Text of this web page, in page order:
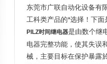
东莞市广联自动化设备有
工科类产品的*选择！下面
PILZ时间继电器是由数个继
电器完整功能，使其失误
械，主要目标在保护暴露